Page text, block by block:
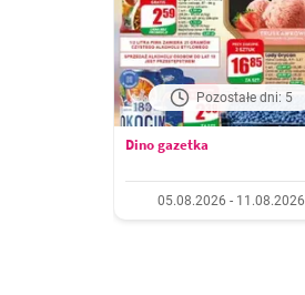
Pozostałe dni: 5
Dino gazetka
05.08.2026 - 11.08.2026